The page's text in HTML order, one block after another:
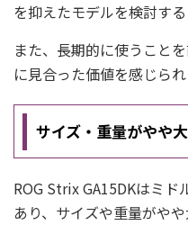
を抑えたモデルを検討する
また、長期的に使うこと
に見合った価値を感じら
サイズ・重量がやや
ROG Strix GA15DKはミド
あり、サイズや重量がや